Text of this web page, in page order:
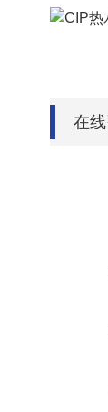
在